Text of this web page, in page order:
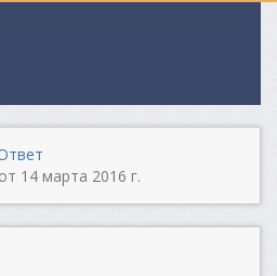
14 марта 2016 г.